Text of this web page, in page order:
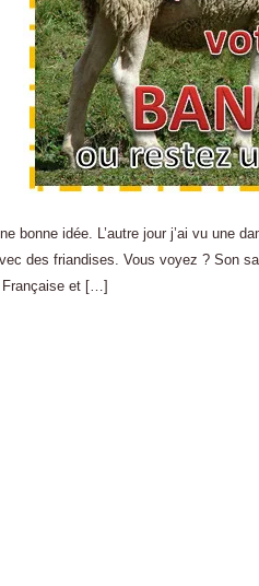
bonne idée. L’autre jour j’ai vu une
des friandises. Vous voyez ? Son
Française et […]